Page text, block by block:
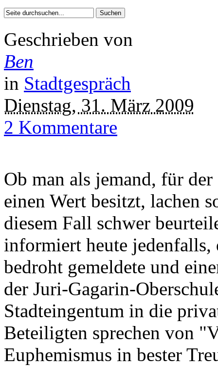
Geschrieben von
Ben
in Stadtgespräch
Dienstag, 31. März 2009
2 Kommentare
Ob man als jemand, für
einen Wert besitzt, lachen
diesem Fall schwer
informiert heute jedenfalls,
bedroht gemeldete und
der Juri-Gagarin-
Stadteingentum in die
Beteiligten sprechen von
Euphemismus in bester